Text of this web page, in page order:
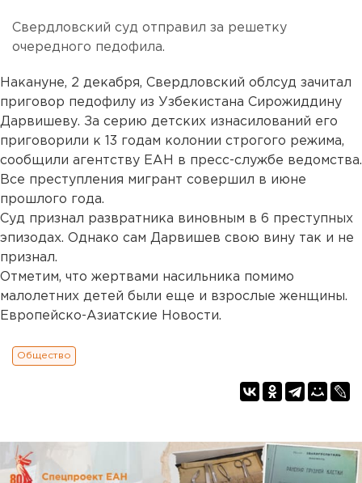
Свердловский суд отправил за решетку
очередного педофила.
Накануне, 2 декабря, Свердловский облсуд зачитал
приговор педофилу из Узбекистана Сирожиддину
Дарвишеву. За серию детских изнасилований его
приговорили к 13 годам колонии строгого режима,
сообщили агентству ЕАН в пресс-службе ведомства.
Все преступления мигрант совершил в июне
прошлого года.
Суд признал развратника виновным в 6 преступных
эпизодах. Однако сам Дарвишев свою вину так и не
признал.
Отметим, что жертвами насильника помимо
малолетних детей были еще и взрослые женщины.
Европейско-Азиатские Новости.
Общество